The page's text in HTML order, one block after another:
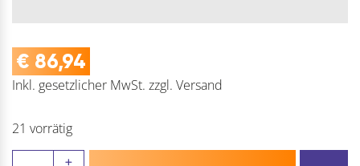
€ 86,94
Inkl. gesetzlicher MwSt. zzgl. Versand
21 vorrätig